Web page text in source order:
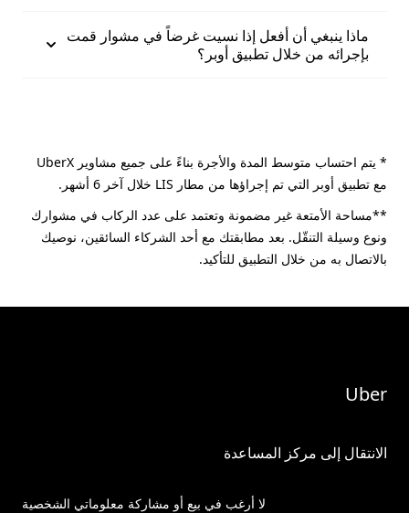
ماذا ينبغي أن أفعل إذا نسيت غرضاً في مشوار قمت
بإجرائه من خلال تطبيق أوبر؟
* يتم احتساب متوسط المدة والأجرة بناءً على جميع مشاوير UberX
مع تطبيق أوبر التي تم إجراؤها من مطار LIS خلال آخر 6 أشهر.
**مساحة الأمتعة غير مضمونة وتعتمد على عدد الركاب في مشوارك
ونوع وسيلة التنقّل. بعد مطابقتك مع أحد الشركاء السائقين، نوصيك
بالاتصال به من خلال التطبيق للتأكيد.
Uber
الانتقال إلى مركز المساعدة
لا أرغب في بيع أو مشاركة معلوماتي الشخصية